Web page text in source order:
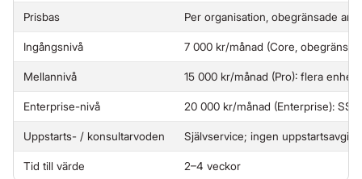
Prisbas Per organisation, obegränsade
Ingångsnivå 7 000 kr/månad (Core,
Mellannivå 15 000 kr/månad (Pro): flera
Enterprise-nivå 20 000 kr/månad (Enterprise):
Uppstarts- / konsultarvoden Självservice; ingen uppstartsavgift
Tid till värde 2–4 veckor